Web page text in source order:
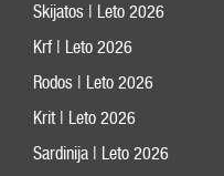
Skijatos | Leto 2026
Krf | Leto 2026
Rodos | Leto 2026
Krit | Leto 2026
Sardinija | Leto 2026